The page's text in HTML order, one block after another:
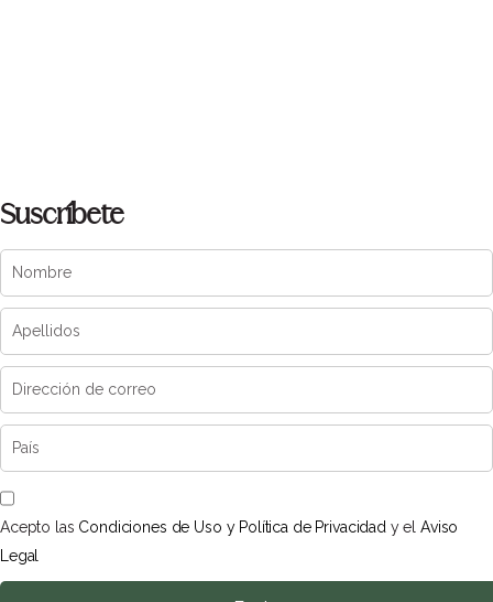
Suscríbete
Acepto las Condiciones de Uso y Política de Privacidad y elAviso
Legal